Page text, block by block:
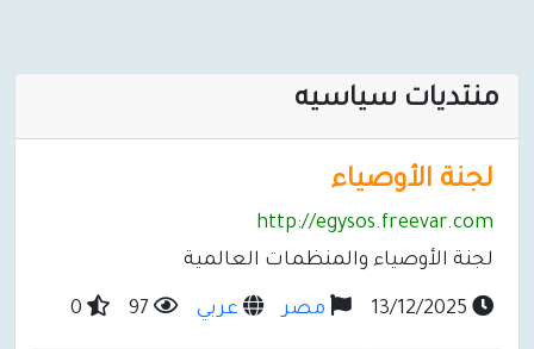
منتديات سياسيه
لجنة الأوصياء
http://egysos.freevar.com
لجنة الأوصياء والمنظمات العالمية
مصر عربي